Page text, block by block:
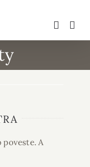
poveste. A